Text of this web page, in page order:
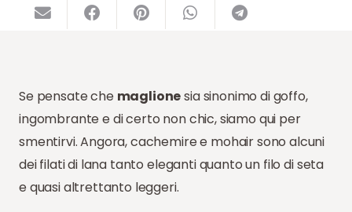
Se pensate che maglionesia sinonimo di goffo,
ingombrante e di certo non chic, siamo qui per
smentirvi. Angora, cachemire e mohair sono alcuni
dei filati di lana tanto eleganti quanto un filo di seta
e quasi altrettanto leggeri.